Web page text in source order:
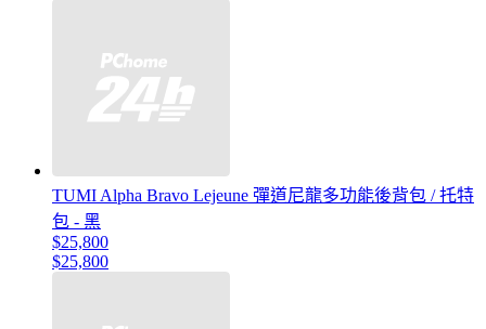
TUMI Alpha Bravo Lejeune 彈道尼龍多功能後背包 / 托特
包 - 黑
$25,800
$25,800